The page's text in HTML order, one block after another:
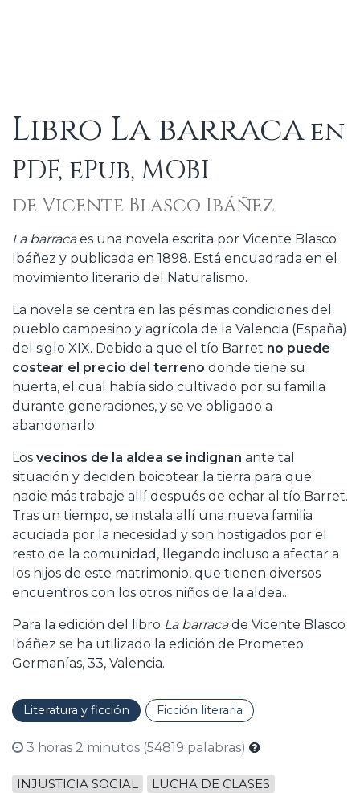
Libro La barracaen
PDF, ePub, MOBI
de Vicente Blasco Ibáñez
La barracaes una novela escrita por Vicente Blasco
Ibáñez y publicada en 1898. Está encuadrada en el
movimiento literario del Naturalismo.
La novela se centra en las pésimas condiciones del
pueblo campesino y agrícola de la Valencia (España)
del siglo XIX. Debido a que el tío Barret no puede
costear el precio del terreno donde tiene su
huerta, el cual había sido cultivado por su familia
durante generaciones, y se ve obligado a
abandonarlo.
Los vecinos de la aldea se indignan ante tal
situación y deciden boicotear la tierra para que
nadie más trabaje allí después de echar al tío Barret.
Tras un tiempo, se instala allí una nueva familia
acuciada por la necesidad y son hostigados por el
resto de la comunidad, llegando incluso a afectar a
los hijos de este matrimonio, que tienen diversos
encuentros con los otros niños de la aldea...
Para la edición del libro La barracade Vicente Blasco
Ibáñez se ha utilizado la edición de Prometeo
Germanías, 33, Valencia.
Literatura y ficción Ficción literaria
3 horas 2 minutos (54819 palabras)
INJUSTICIA SOCIAL
LUCHA DE CLASES